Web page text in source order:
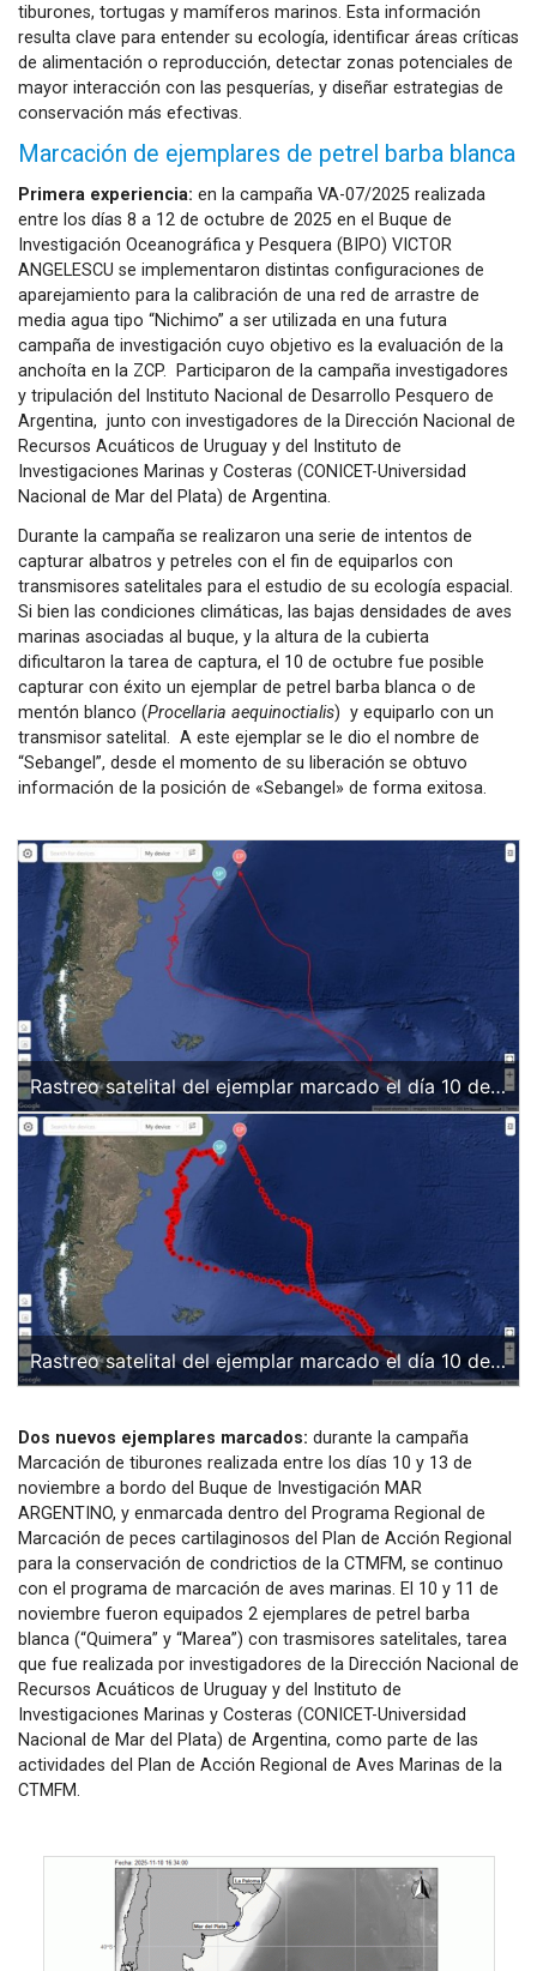
tiburones, tortugas y mamíferos marinos. Esta información
resulta clave para entender su ecología, identificar áreas críticas
de alimentación o reproducción, detectar zonas potenciales de
mayor interacción con las pesquerías, y diseñar estrategias de
conservación más efectivas.
Marcación de ejemplares de petrel barba blanca
Primera experiencia: en la campaña VA-07/2025 realizada
entre los días 8 a 12 de octubre de 2025 en el Buque de
Investigación Oceanográfica y Pesquera (BIPO) VICTOR
ANGELESCU se implementaron distintas configuraciones de
aparejamiento para la calibración de una red de arrastre de
media agua tipo “Nichimo” a ser utilizada en una futura
campaña de investigación cuyo objetivo es la evaluación de la
anchoíta en la ZCP. Participaron de la campaña investigadores
y tripulación del Instituto Nacional de Desarrollo Pesquero de
Argentina, junto con investigadores de la Dirección Nacional de
Recursos Acuáticos de Uruguay y del Instituto de
Investigaciones Marinas y Costeras (CONICET-Universidad
Nacional de Mar del Plata) de Argentina.
Durante la campaña se realizaron una serie de intentos de
capturar albatros y petreles con el fin de equiparlos con
transmisores satelitales para el estudio de su ecología espacial.
Si bien las condiciones climáticas, las bajas densidades de aves
marinas asociadas al buque, y la altura de la cubierta
dificultaron la tarea de captura, el 10 de octubre fue posible
capturar con éxito un ejemplar de petrel barba blanca o de
mentón blanco (Procellaria aequinoctialis) y equiparlo con un
transmisor satelital. A este ejemplar se le dio el nombre de
“Sebangel”, desde el momento de su liberación se obtuvo
información de la posición de «Sebangel» de forma exitosa.
Rastreo satelital del ejemplar marcado el día 10 de
octubre de 2025. El círculo celeste indica el inicio
del recorrido. El círculo rosa la posición
correspondiente a la última observación. La imagen
indica la ubicación el día 17 de octubre. Entre los
días 23 y 25 de octubre el ejemplar permaneció en
las Islas Georgias del Sur.
Rastreo satelital del ejemplar marcado el día 10 de
octubre de 2025. El círculo celeste indica el inicio
correspondiente a la última observación. Esta
imagen indica la la trayectoria al día 28 de octubre.
Entre los días 23 y 25 de octubre el ejemplar
permaneció en las Islas Georgias del Sur.
Dos nuevos ejemplares marcados: durante la campaña
Marcación de tiburones realizada entre los días 10 y 13 de
noviembre a bordo del Buque de Investigación MAR
ARGENTINO, y enmarcada dentro del Programa Regional de
Marcación de peces cartilaginosos del Plan de Acción Regional
para la conservación de condrictios de la CTMFM, se continuo
con el programa de marcación de aves marinas. El 10 y 11 de
noviembre fueron equipados 2 ejemplares de petrel barba
blanca (“Quimera” y “Marea”) con trasmisores satelitales, tarea
que fue realizada por investigadores de la Dirección Nacional de
Recursos Acuáticos de Uruguay y del Instituto de
Investigaciones Marinas y Costeras (CONICET-Universidad
Nacional de Mar del Plata) de Argentina, como parte de las
actividades del Plan de Acción Regional de Aves Marinas de la
CTMFM.